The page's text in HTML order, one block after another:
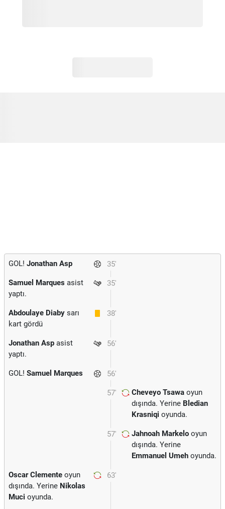
35'
GOL! Jonathan Asp
35'
Samuel Marques asist
yaptı.
38'
Abdoulaye Diaby sarı
kart gördü
56'
Jonathan Asp asist
yaptı.
56'
GOL! Samuel Marques
57' Cheveyo Tsawa oyun
dışında. Yerine Bledian
Krasniqi oyunda.
57' Jahnoah Markelo oyun
dışında. Yerine
Emmanuel Umeh oyunda.
63'
Oscar Clemente oyun
dışında. Yerine Nikolas
Muci oyunda.